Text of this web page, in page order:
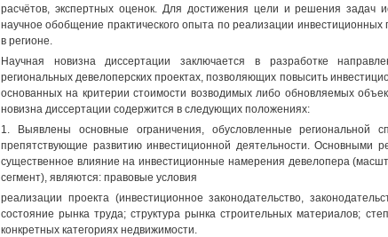
расчётов, экспертных оценок. Для достижения цели и решения задач
научное обобщение практического опыта по реализации инвестиционных
в регионе.
Научная новизна диссертации заключается в разработке
региональных девелоперских проектах, позволяющих повысить
основанных на критерии стоимости возводимых либо обновляемых
новизна диссертации содержится в следующих положениях:
1. Выявлены основные ограничения, обусловленные региональной
препятствующие развитию инвестиционной деятельности. Основными
существенное влияние на инвестиционные намерения девелопера
сегмент), являются: правовые условия
реализации проекта (инвестиционное законодательство,
состояние рынка труда; структура рынка строительных материалов;
конкретных категориях недвижимости.